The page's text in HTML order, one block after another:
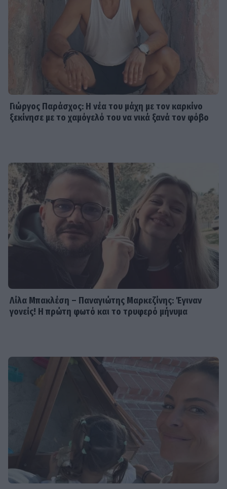
Γιώργος Παράσχος: Η νέα του μάχη με τον καρκίνο
ξεκίνησε με το χαμόγελό του να νικά ξανά τον φόβο
Λίλα Μπακλέση – Παναγιώτης Μαρκεζίνης: Έγιναν
γονείς! Η πρώτη φωτό και το τρυφερό μήνυμα